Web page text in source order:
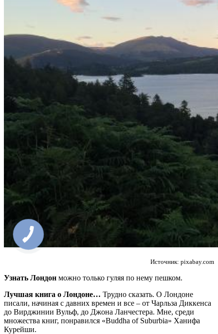
Источник: pixabay.com
Узнать Лондон можно только гуляя по нему пешком.
Лучшая книга о Лондоне… Трудно сказать. О Лондоне
писали, начиная с давних времен и все – от Чарльза Диккенса
до Вирджинии Вульф, до Джона Ланчестера. Мне, среди
множества книг, понравился «Buddha of Suburbia» Ханифа
Курейши.